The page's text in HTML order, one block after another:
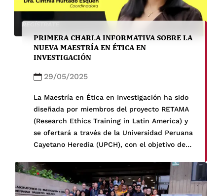
PRIMERA CHARLA INFORMATIVA SOBRE LA
NUEVA MAESTRÍA EN ÉTICA EN
INVESTIGACIÓN
29/05/2025
La Maestría en Ética en Investigación ha sido
diseñada por miembros del proyecto RETAMA
(Research Ethics Training in Latin America) y
se ofertará a través de la Universidad Peruana
Cayetano Heredia (UPCH), con el objetivo de
formación especializada en esta área. RETAMA
es una iniciativa interinstitucional entre la
UPCH, la University of Texas Southwestern,